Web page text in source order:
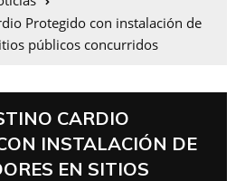
Protegido con instalación de
públicos concurridos
CARDIO
INSTALACIÓN DE
EN SITIOS